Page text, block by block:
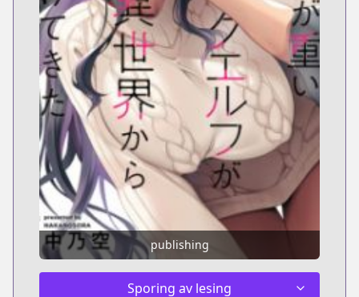
publishing
Sporing av lesing